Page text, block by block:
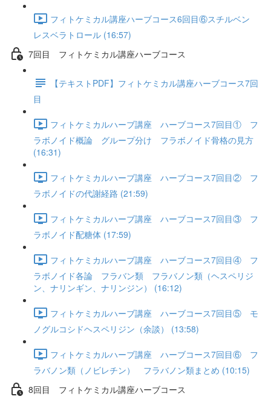
フィトケミカル講座ハーブコース6回目⑥スチルベン
レスベラトロール (16:57)
7回目 フィトケミカル講座ハーブコース
【テキストPDF】フィトケミカル講座ハーブコース7回
目
フィトケミカルハーブ講座 ハーブコース7回目① フ
ラボノイド概論 グループ分け フラボノイド骨格の見方
(16:31)
フィトケミカルハーブ講座 ハーブコース7回目② フ
ラボノイドの代謝経路 (21:59)
フィトケミカルハーブ講座 ハーブコース7回目③ フ
ラボノイド配糖体 (17:59)
フィトケミカルハーブ講座 ハーブコース7回目④ フ
ラボノイド各論 フラバン類 フラバノン類（ヘスペリジ
ン、ナリンギン、ナリンジン） (16:12)
フィトケミカルハーブ講座 ハーブコース7回目⑤ モ
ノグルコシドヘスペリジン（余談） (13:58)
フィトケミカルハーブ講座 ハーブコース7回目⑥ フ
ラバノン類（ノビレチン） フラバノン類まとめ (10:15)
8回目 フィトケミカル講座ハーブコース